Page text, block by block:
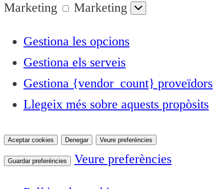
Marketing
Marketing
Gestiona les opcions
Gestiona els serveis
Gestiona {vendor_count} proveïdors
Llegeix més sobre aquests propòsits
Aceptar cookies Denegar Veure preferències
Guardar preferències Veure preferències